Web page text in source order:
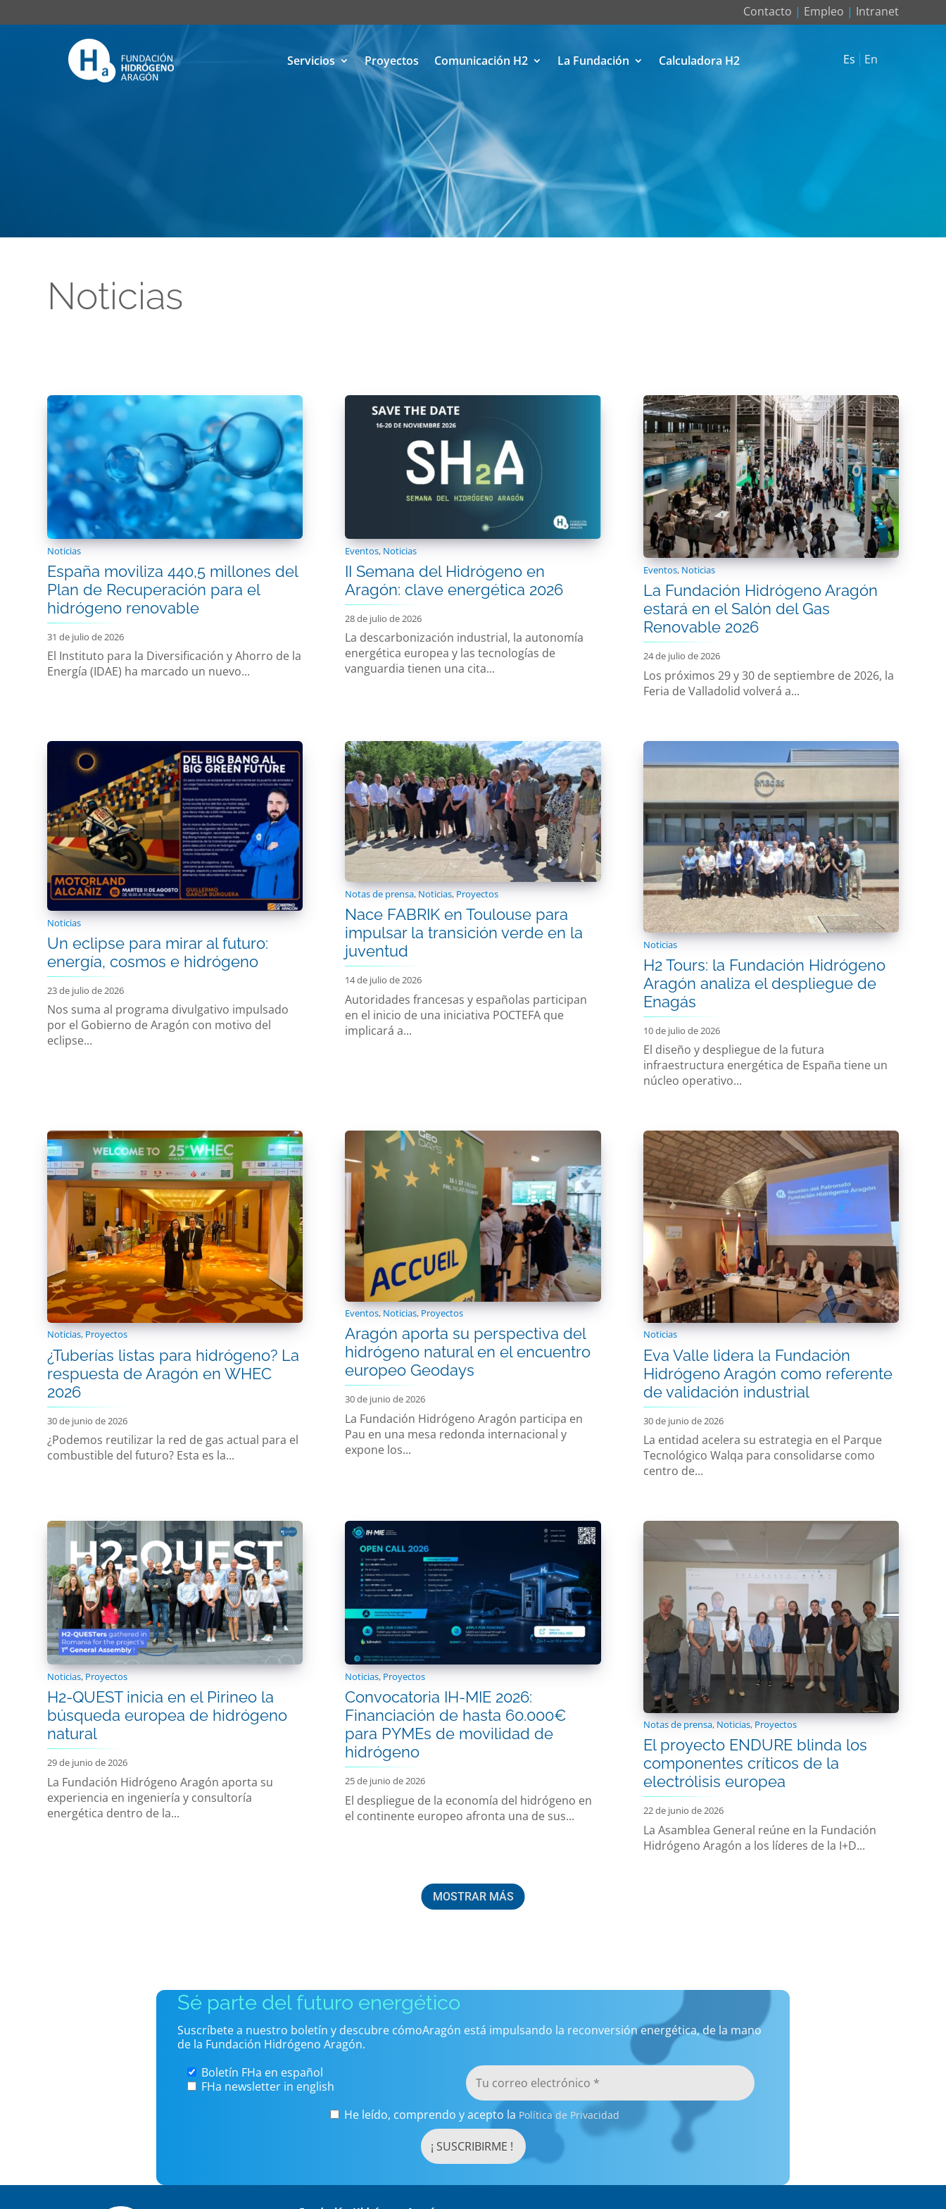
Contacto | Empleo | Intranet
Servicios Proyectos Comunicación H2 La Fundación Calculadora H2 Es En
Noticias
Noticias
España moviliza 440,5 millones del
Plan de Recuperación para el
hidrógeno renovable
31 de julio de 2026
El Instituto para la Diversificación y Ahorro de la
Energía (IDAE) ha marcado un nuevo...
Eventos, Noticias
II Semana del Hidrógeno en
Aragón: clave energética 2026
28 de julio de 2026
La descarbonización industrial, la autonomía
energética europea y las tecnologías de
vanguardia tienen una cita...
Eventos, Noticias
La Fundación Hidrógeno Aragón
estará en el Salón del Gas
Renovable 2026
24 de julio de 2026
Los próximos 29 y 30 de septiembre de 2026, la
Feria de Valladolid volverá a...
Noticias
Un eclipse para mirar al futuro:
energía, cosmos e hidrógeno
23 de julio de 2026
Nos suma al programa divulgativo impulsado
por el Gobierno de Aragón con motivo del
eclipse...
Notas de prensa, Noticias, Proyectos
Nace FABRIK en Toulouse para
impulsar la transición verde en la
juventud
14 de julio de 2026
Autoridades francesas y españolas participan
en el inicio de una iniciativa POCTEFA que
implicará a...
Noticias
H2 Tours: la Fundación Hidrógeno
Aragón analiza el despliegue de
Enagás
10 de julio de 2026
El diseño y despliegue de la futura
infraestructura energética de España tiene un
núcleo operativo...
Noticias, Proyectos
¿Tuberías listas para hidrógeno? La
respuesta de Aragón en WHEC
2026
30 de junio de 2026
¿Podemos reutilizar la red de gas actual para el
combustible del futuro? Esta es la...
Eventos, Noticias, Proyectos
Aragón aporta su perspectiva del
hidrógeno natural en el encuentro
europeo Geodays
30 de junio de 2026
La Fundación Hidrógeno Aragón participa en
Pau en una mesa redonda internacional y
expone los...
Noticias
Eva Valle lidera la Fundación
Hidrógeno Aragón como referente
de validación industrial
30 de junio de 2026
La entidad acelera su estrategia en el Parque
Tecnológico Walqa para consolidarse como
centro de...
Noticias, Proyectos
H2-QUEST inicia en el Pirineo la
búsqueda europea de hidrógeno
natural
29 de junio de 2026
La Fundación Hidrógeno Aragón aporta su
experiencia en ingeniería y consultoría
energética dentro de la...
Noticias, Proyectos
Convocatoria IH-MIE 2026:
Financiación de hasta 60.000€
para PYMEs de movilidad de
hidrógeno
25 de junio de 2026
El despliegue de la economía del hidrógeno en
el continente europeo afronta una de sus...
Notas de prensa, Noticias, Proyectos
El proyecto ENDURE blinda los
componentes críticos de la
electrólisis europea
22 de junio de 2026
La Asamblea General reúne en la Fundación
Hidrógeno Aragón a los líderes de la I+D...
MOSTRAR MÁS
Sé parte del futuro energético
Suscríbete a nuestro boletín y descubre cómoAragón está impulsando la reconversión energética, de la mano
de la Fundación Hidrógeno Aragón.
Boletín FHa en español
FHa newsletter in english
He leído, comprendo y acepto la Política de Privacidad